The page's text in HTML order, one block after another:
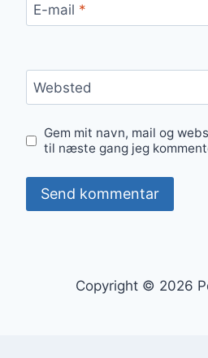
E-mail *
Websted
Gem mit navn, mail og
til næste gang jeg
Copyright © 2026